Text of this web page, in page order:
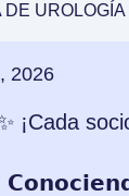
UROLOGÍA
2026
¡Cada